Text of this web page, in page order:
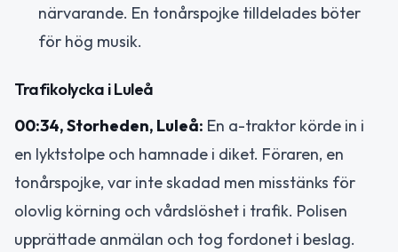
närvarande. En tonårspojke tilldelades böter
för hög musik.
Trafikolycka i Luleå
00:34, Storheden, Luleå: En a-traktor körde in i
en lyktstolpe och hamnade i diket. Föraren, en
tonårspojke, var inte skadad men misstänks för
olovlig körning och vårdslöshet i trafik. Polisen
upprättade anmälan och tog fordonet i beslag.